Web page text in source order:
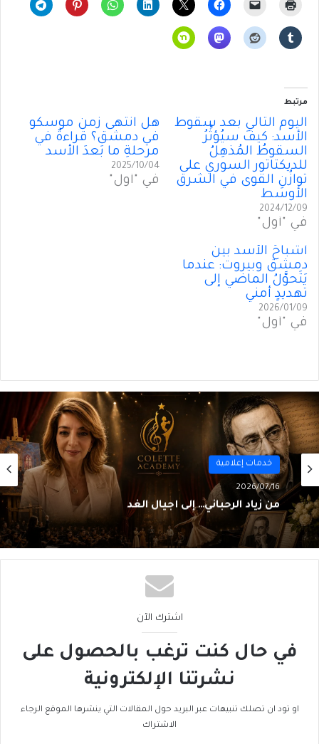
مرتبط
اليوم التالي بعد سقوط
الأسد: كيفَ سيُؤثِّرُ
السقوطُ المُذهِلُ
للديكتاتور السوري على
توازُنِ القوى في الشرق
الأوسط
2024/12/09
في "أول"
هل انتهى زمنُ موسكو
في دمشق؟ قراءةٌ في
مرحلةِ ما بَعدَ الأسد
2025/10/04
في "أول"
أشباحُ الأسد بين
دمشق وبيروت: عندما
يَتَحوَّلُ الماضي إلى
تهديدٍ أمني
2026/01/09
في "أول"
خدمات إعلامية
2026/07/14
التراث اللبناني إِلى “أَكاديمْيا”
اشترك الآن
في حال كنت ترغب بالحصول على
نشرتنا الإلكترونية
او تود ان تصلك تنبيهات عبر البريد حول المقالات التي ينشرها الموقع الرجاء
الاشتراك